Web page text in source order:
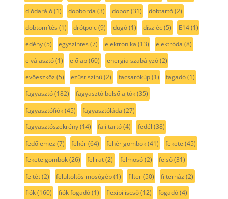
diódaráló(1) dobborda (3) doboz (31) dobtartó(2)
dobtömítés (1) drótpolc(9) dugó(1) díszléc(5) E14(1)
edény(5) egyszintes (7) elektronika (13) elektróda (8)
elválasztó(1) előlap(60) energia szabályzó(2)
evőeszköz (5) ezüst színű(2) facsarókúp(1) fagadó(1)
fagyasztó(182) fagyasztó belső ajtók(35)
fagyasztófiók(45) fagyasztóláda (27)
fagyasztószekrény(14) fali tartó(4) fedél (38)
fedőlemez (7) fehér(64) fehér gombok(41) fekete (45)
fekete gombok(26) felirat(2) felmosó(2) felső(31)
feltét(2) felültöltős mosógép(1) filter(50) filterház (2)
fiók(160) fiók fogadó(1) flexibiliscső(12) fogadó(4)